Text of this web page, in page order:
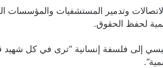
وتدمير المستشفيات والمؤسسات
لحفظ الحقوق.
إلى فلسفة إنسانية “ترى في كل شهيد